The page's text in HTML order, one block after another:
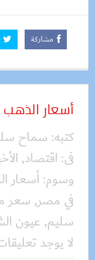
مشاركة
أسعار الذهب
كتبه: سماح
فى: اقتصاد,
وسوم:أسعار
في مصر, سعر
سليم, عيون
لا يوجد